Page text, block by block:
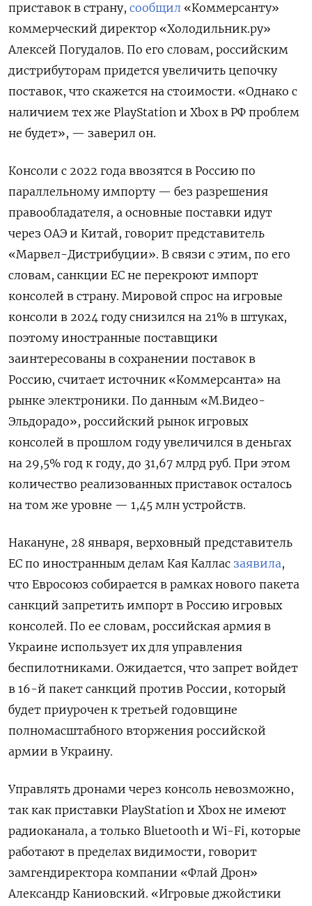
приставок в страну, сообщил «Коммерсанту»
коммерческий директор «Холодильник.ру»
Алексей Погудалов. По его словам, российским
дистрибуторам придется увеличить цепочку
поставок, что скажется на стоимости. «Однако с
наличием тех же PlayStation и Xbox в РФ проблем
не будет», — заверил он.
Консоли с 2022 года ввозятся в Россию по
параллельному импорту — без разрешения
правообладателя, а основные поставки идут
через ОАЭ и Китай, говорит представитель
«Марвел-Дистрибуции». В связи с этим, по его
словам, санкции ЕС не перекроют импорт
консолей в страну. Мировой спрос на игровые
консоли в 2024 году снизился на 21% в штуках,
поэтому иностранные поставщики
заинтересованы в сохранении поставок в
Россию, считает источник «Коммерсанта» на
рынке электроники. По данным «М.Видео-
Эльдорадо», российский рынок игровых
консолей в прошлом году увеличился в деньгах
на 29,5% год к году, до 31,67 млрд руб. При этом
количество реализованных приставок осталось
на том же уровне — 1,45 млн устройств.
Накануне, 28 января, верховный представитель
ЕС по иностранным делам Кая Каллас заявила,
что Евросоюз собирается в рамках нового пакета
санкций запретить импорт в Россию игровых
консолей. По ее словам, российская армия в
Украине использует их для управления
беспилотниками. Ожидается, что запрет войдет
в 16-й пакет санкций против России, который
будет приурочен к третьей годовщине
полномасштабного вторжения российской
армии в Украину.
Управлять дронами через консоль невозможно,
так как приставки PlayStation и Xbox не имеют
радиоканала, а только Bluetooth и Wi-Fi, которые
работают в пределах видимости, говорит
замгендиректора компании «Флай Дрон»
Александр Каниовский. «Игровые джойстики